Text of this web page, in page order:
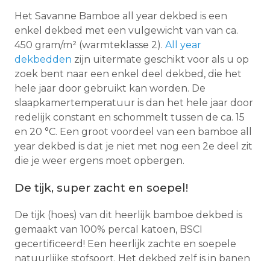
Het Savanne Bamboe all year dekbed is een
enkel dekbed met een vulgewicht van van ca.
450 gram/m² (warmteklasse 2). All year
dekbedden zijn uitermate geschikt voor als u op
zoek bent naar een enkel deel dekbed, die het
hele jaar door gebruikt kan worden. De
slaapkamertemperatuur is dan het hele jaar door
redelijk constant en schommelt tussen de ca. 15
en 20 °C. Een groot voordeel van een bamboe all
year dekbed is dat je niet met nog een 2e deel zit
die je weer ergens moet opbergen.
De tijk, super zacht en soepel!
De tijk (hoes) van dit heerlijk bamboe dekbed is
gemaakt van 100% percal katoen, BSCI
gecertificeerd! Een heerlijk zachte en soepele
natuurlijke stofsoort. Het dekbed zelf is in banen